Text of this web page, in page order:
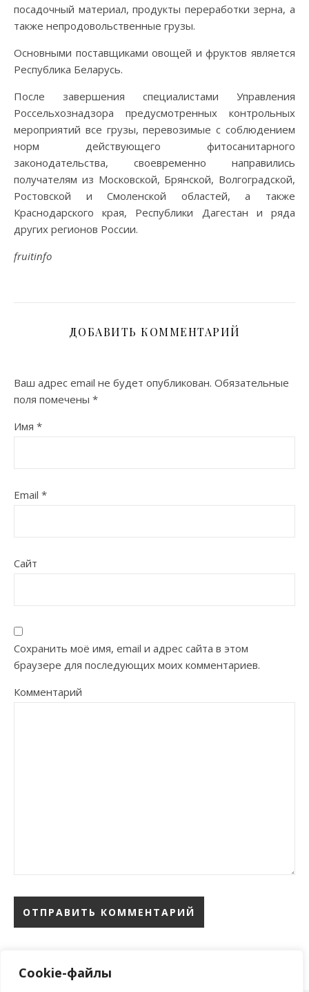
Cookie-файлы
посадочный материал, продукты переработки зерна, а
также непродовольственные грузы.
Основными поставщиками овощей и фруктов является
Республика Беларусь.
После завершения специалистами Управления
Россельхознадзора предусмотренных контрольных
мероприятий все грузы, перевозимые с соблюдением
норм действующего фитосанитарного
законодательства, своевременно направились
получателям из Московской, Брянской, Волгоградской,
Ростовской и Смоленской областей, а также
Краснодарского края, Республики Дагестан и ряда
других регионов России.
fruitinfo
ДОБАВИТЬ КОММЕНТАРИЙ
Ваш адрес email не будет опубликован. Обязательные
поля помечены *
Имя *
Email *
Сайт
Сохранить моё имя, email и адрес сайта в этом
браузере для последующих моих комментариев.
Комментарий